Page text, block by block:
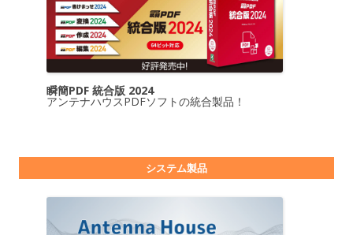
瞬簡PDF 統合版 2024
アンテナハウスPDFソフトの統合製品！
システム製品